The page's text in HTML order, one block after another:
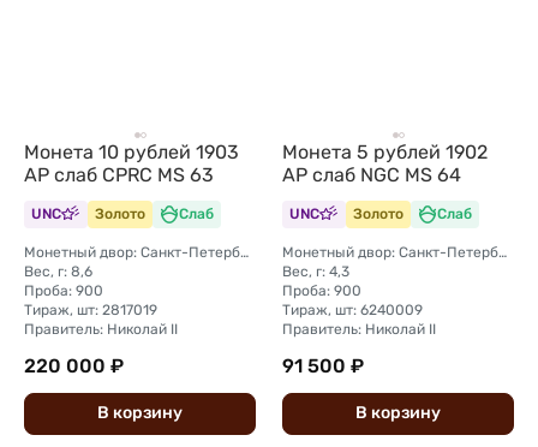
Монета 10 рублей 1903
АР слаб CPRC MS 63
UNC Золото Слаб
Монетный двор: Санкт-Петербургский монетный двор
Вес, г: 8,6
Проба: 900
Тираж, шт: 2817019
Правитель: Николай II
220 000 ₽
В корзину
Монета 5 рублей 1902
АР слаб NGC MS 64
UNC Золото Слаб
Монетный двор: Санкт-Петербургский монетный двор
Вес, г: 4,3
Проба: 900
Тираж, шт: 6240009
Правитель: Николай II
91 500 ₽
В корзину